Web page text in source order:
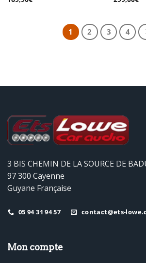
1 2 3 4
3 BIS CHEMIN DE LA SOURCE DE
97 300 Cayenne
Guyane Française
05 94 31 94 57 contact@ets-
Mon compte